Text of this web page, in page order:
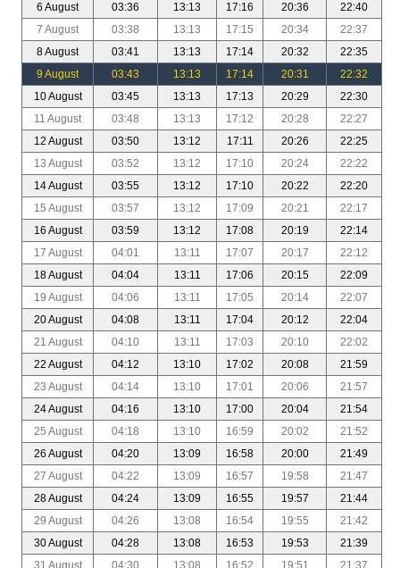
6 August
03:36 13:13 17:16 20:36
22:40
7 August
03:38 13:13 17:15 20:34
22:37
8 August
03:41 13:13 17:14 20:32
22:35
9 August
03:43 13:13 17:14 20:31
22:32
10 August
03:45 13:13 17:13 20:29
22:30
11 August
03:48 13:13 17:12 20:28
22:27
12 August
03:50 13:12 17:11 20:26
22:25
13 August
03:52 13:12 17:10 20:24
22:22
14 August
03:55 13:12 17:10 20:22
22:20
15 August
03:57 13:12 17:09 20:21
22:17
16 August
03:59 13:12 17:08 20:19
22:14
17 August
04:01 13:11 17:07 20:17
22:12
18 August
04:04 13:11 17:06 20:15
22:09
19 August
04:06 13:11 17:05 20:14
22:07
20 August
04:08 13:11 17:04 20:12
22:04
21 August
04:10 13:11 17:03 20:10
22:02
22 August
04:12 13:10 17:02 20:08
21:59
23 August
04:14 13:10 17:01 20:06
21:57
24 August
04:16 13:10 17:00 20:04
21:54
25 August
04:18 13:10 16:59 20:02
21:52
26 August
04:20 13:09 16:58 20:00
21:49
27 August
04:22 13:09 16:57 19:58
21:47
28 August
04:24 13:09 16:55 19:57
21:44
29 August
04:26 13:08 16:54 19:55
21:42
30 August
04:28 13:08 16:53 19:53
21:39
31 August
04:30 13:08 16:52 19:51 21:37